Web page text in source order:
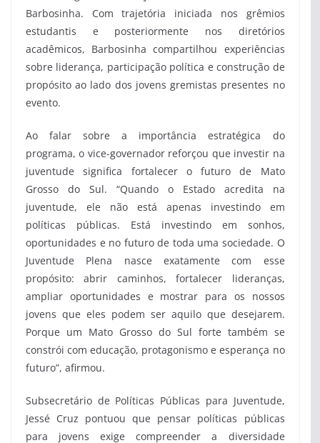
Barbosinha. Com trajetória iniciada nos grêmios
estudantis e posteriormente nos diretórios
acadêmicos, Barbosinha compartilhou experiências
sobre liderança, participação política e construção de
propósito ao lado dos jovens gremistas presentes no
evento.
Ao falar sobre a importância estratégica do
programa, o vice-governador reforçou que investir na
juventude significa fortalecer o futuro de Mato
Grosso do Sul. “Quando o Estado acredita na
juventude, ele não está apenas investindo em
políticas públicas. Está investindo em sonhos,
oportunidades e no futuro de toda uma sociedade. O
Juventude Plena nasce exatamente com esse
propósito: abrir caminhos, fortalecer lideranças,
ampliar oportunidades e mostrar para os nossos
jovens que eles podem ser aquilo que desejarem.
Porque um Mato Grosso do Sul forte também se
constrói com educação, protagonismo e esperança no
futuro”, afirmou.
Subsecretário de Políticas Públicas para Juventude,
Jessé Cruz pontuou que pensar políticas públicas
para jovens exige compreender a diversidade